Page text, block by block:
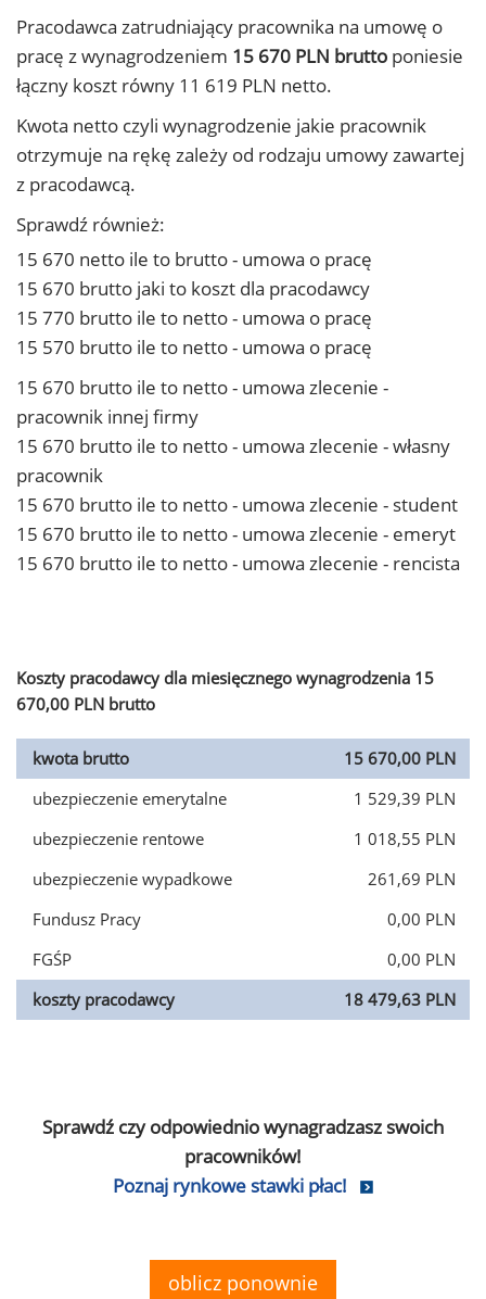
Pracodawca zatrudniający pracownika na umowę o
pracę z wynagrodzeniem 15 670 PLN brutto poniesie
łączny koszt równy 11 619 PLN netto.
Kwota netto czyli wynagrodzenie jakie pracownik
otrzymuje na rękę zależy od rodzaju umowy zawartej
z pracodawcą.
Sprawdź również:
15 670 netto ile to brutto - umowa o pracę
15 670 brutto jaki to koszt dla pracodawcy
15 770 brutto ile to netto - umowa o pracę
15 570 brutto ile to netto - umowa o pracę
15 670 brutto ile to netto - umowa zlecenie -
pracownik innej firmy
15 670 brutto ile to netto - umowa zlecenie - własny
pracownik
15 670 brutto ile to netto - umowa zlecenie - student
15 670 brutto ile to netto - umowa zlecenie - emeryt
15 670 brutto ile to netto - umowa zlecenie - rencista
Koszty pracodawcy dla miesięcznego wynagrodzenia 15
670,00 PLN brutto
kwota brutto
15 670,00 PLN
ubezpieczenie emerytalne
1 529,39 PLN
ubezpieczenie rentowe
1 018,55 PLN
ubezpieczenie wypadkowe
261,69 PLN
Fundusz Pracy
0,00 PLN
FGŚP
0,00 PLN
koszty pracodawcy
18 479,63 PLN
Sprawdź czy odpowiednio wynagradzasz swoich
pracowników!
Poznaj rynkowe stawki płac!
oblicz ponownie